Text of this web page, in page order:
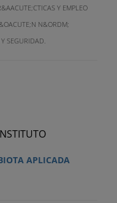
Y EMPLEO
N&ORDM;
SEGURIDAD.
APLICADA